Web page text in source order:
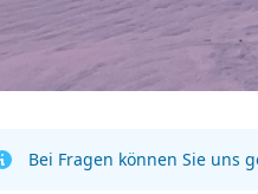
Bei Fragen können Sie uns